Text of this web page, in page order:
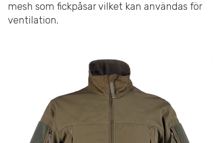
mesh som fickpåsar vilket kan användas för
ventilation.